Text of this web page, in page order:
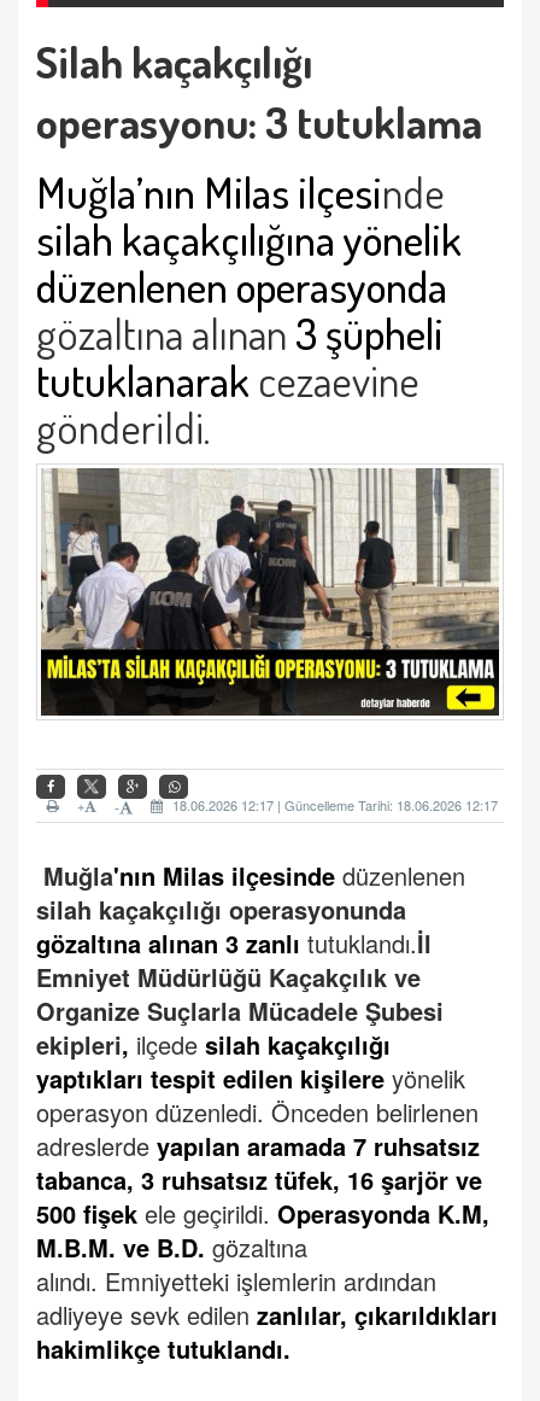
Silah kaçakçılığı
operasyonu: 3 tutuklama
Muğla’nın Milas ilçesinde
silah kaçakçılığına yönelik
düzenlenen operasyonda
gözaltına alınan3 şüpheli
tutuklanarakcezaevine
gönderildi.
18.06.2026 12:17 | Güncelleme Tarihi: 18.06.2026 12:17
-
+
Muğla'nın Milas ilçesinde düzenlenen
silah kaçakçılığı operasyonunda
gözaltına alınan 3 zanlı tutuklandı.İl
Emniyet Müdürlüğü Kaçakçılık ve
Organize Suçlarla Mücadele Şubesi
ekipleri, ilçede silah kaçakçılığı
yaptıkları tespit edilen kişilere yönelik
operasyon düzenledi. Önceden belirlenen
adreslerde yapılan aramada 7 ruhsatsız
tabanca, 3 ruhsatsız tüfek, 16 şarjör ve
500 fişek ele geçirildi. Operasyonda K.M,
M.B.M. ve B.D. gözaltına
alındı. Emniyetteki işlemlerin ardından
adliyeye sevk edilen zanlılar, çıkarıldıkları
hakimlikçe tutuklandı.